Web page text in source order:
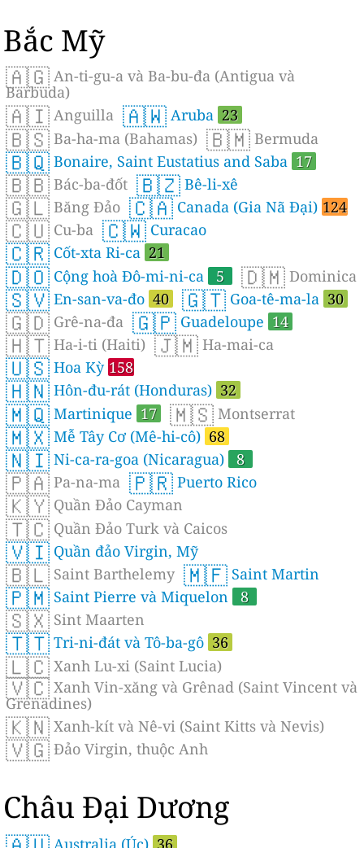
Bắc Mỹ
🇦🇬 An-ti-gu-a và Ba-bu-đa (Antigua và
Barbuda)
🇦🇮 Anguilla 🇦🇼 Aruba 23
🇧🇸 Ba-ha-ma (Bahamas) 🇧🇲 Bermuda
🇧🇶 Bonaire, Saint Eustatius and Saba 17
🇧🇧 Bác-ba-đốt 🇧🇿 Bê-li-xê
🇬🇱 Băng Đảo 🇨🇦 Canada (Gia Nã Đại) 124
🇨🇺 Cu-ba 🇨🇼 Curacao
🇨🇷 Cốt-xta Ri-ca 21
🇩🇴 Cộng hoà Đô-mi-ni-ca 5 🇩🇲 Dominica
🇸🇻 En-san-va-đo 40 🇬🇹 Goa-tê-ma-la 30
🇬🇩 Grê-na-đa 🇬🇵 Guadeloupe 14
🇭🇹 Ha-i-ti (Haiti) 🇯🇲 Ha-mai-ca
🇺🇸 Hoa Kỳ 158
🇭🇳 Hôn-đu-rát (Honduras) 32
🇲🇶 Martinique 17 🇲🇸 Montserrat
🇲🇽 Mễ Tây Cơ (Mê-hi-cô) 68
🇳🇮 Ni-ca-ra-goa (Nicaragua) 8
🇵🇦 Pa-na-ma 🇵🇷 Puerto Rico
🇰🇾 Quần Đảo Cayman
🇹🇨 Quần Đảo Turk và Caicos
🇻🇮 Quần đảo Virgin, Mỹ
🇧🇱 Saint Barthelemy 🇲🇫 Saint Martin
🇵🇲 Saint Pierre và Miquelon 8
🇸🇽 Sint Maarten
🇹🇹 Tri-ni-đát và Tô-ba-gô 36
🇱🇨 Xanh Lu-xi (Saint Lucia)
🇻🇨 Xanh Vin-xăng và Grênad (Saint Vincent và
Grenadines)
🇰🇳 Xanh-kít và Nê-vi (Saint Kitts và Nevis)
🇻🇬 Đảo Virgin, thuộc Anh
Châu Đại Dương